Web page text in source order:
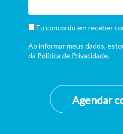
Eu concordo em receber
Ao informar meus dados,
da Política de Privacidade.
Agendar